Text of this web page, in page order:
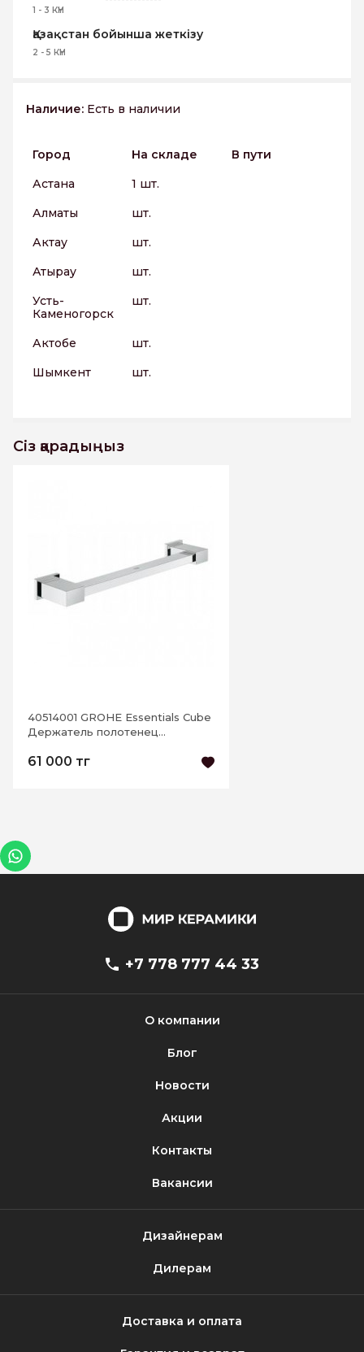
1 - 3 КҮН
Қазақстан бойынша жеткізу
2 - 5 КҮН
Наличие: Есть в наличии
Город На складе
В пути
Астана
1 шт.
Алматы
шт.
Актау
шт.
Атырау
шт.
Усть-
Каменогорск
шт.
Актобе
шт.
Шымкент
шт.
Сіз қарадыңыз
40514001 GROHE Essentials Cube
Держатель полотенец
61 000 тг
+7 778 777 44 33
О компании
Блог
Новости
Акции
Контакты
Вакансии
Дизайнерам
Дилерам
Доставка и оплата